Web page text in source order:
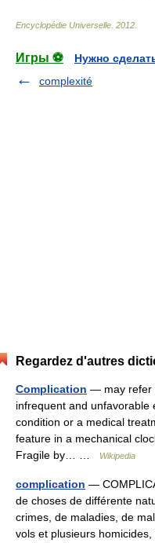
Encyclopédie Universelle 2012
Игры ⚽
Нужно
complexité
Regardez d'autres
Complication — may refer
infrequent and unfavorable
condition or a medical
feature in a mechanical
Fragile by… …
Wikipedia
complication —
de choses de différente
crimes, de maladies, de
vols et plusieurs